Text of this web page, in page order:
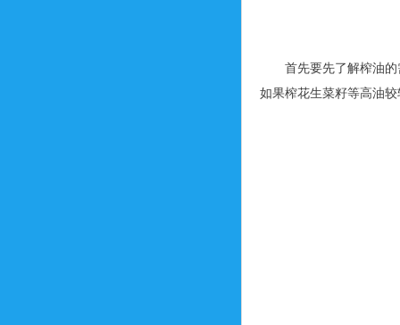
首先要先了解榨油
如果榨花生菜籽等高油